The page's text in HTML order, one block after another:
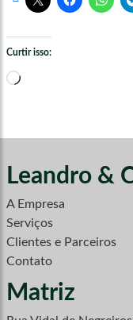
Curtir isso:
Carregando...
Leandro &
A Empresa
Serviços
Clientes e Parceiros
Contato
Matriz